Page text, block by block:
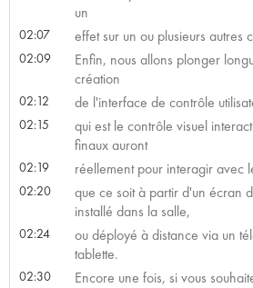
un
02:07 effet sur un ou plusieurs autres
02:09
Enfin, nous allons plonger
création
02:12 de l'interface de contrôle
02:15
qui est le contrôle visuel
finaux auront
02:19 réellement pour interagir avec
02:20
que ce soit à partir d'un écran
installé dans la salle,
02:24
ou déployé à distance via un
tablette.
02:30 Encore une fois, si vous